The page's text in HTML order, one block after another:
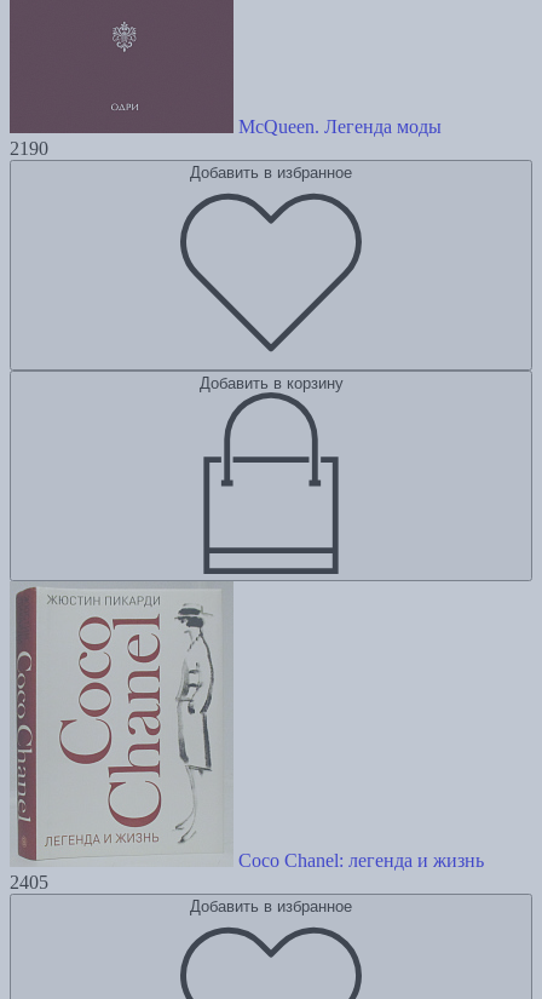
McQueen. Легенда моды
2190
Добавить в избранное
Добавить в корзину
Coco Chanel: легенда и жизнь
2405
Добавить в избранное